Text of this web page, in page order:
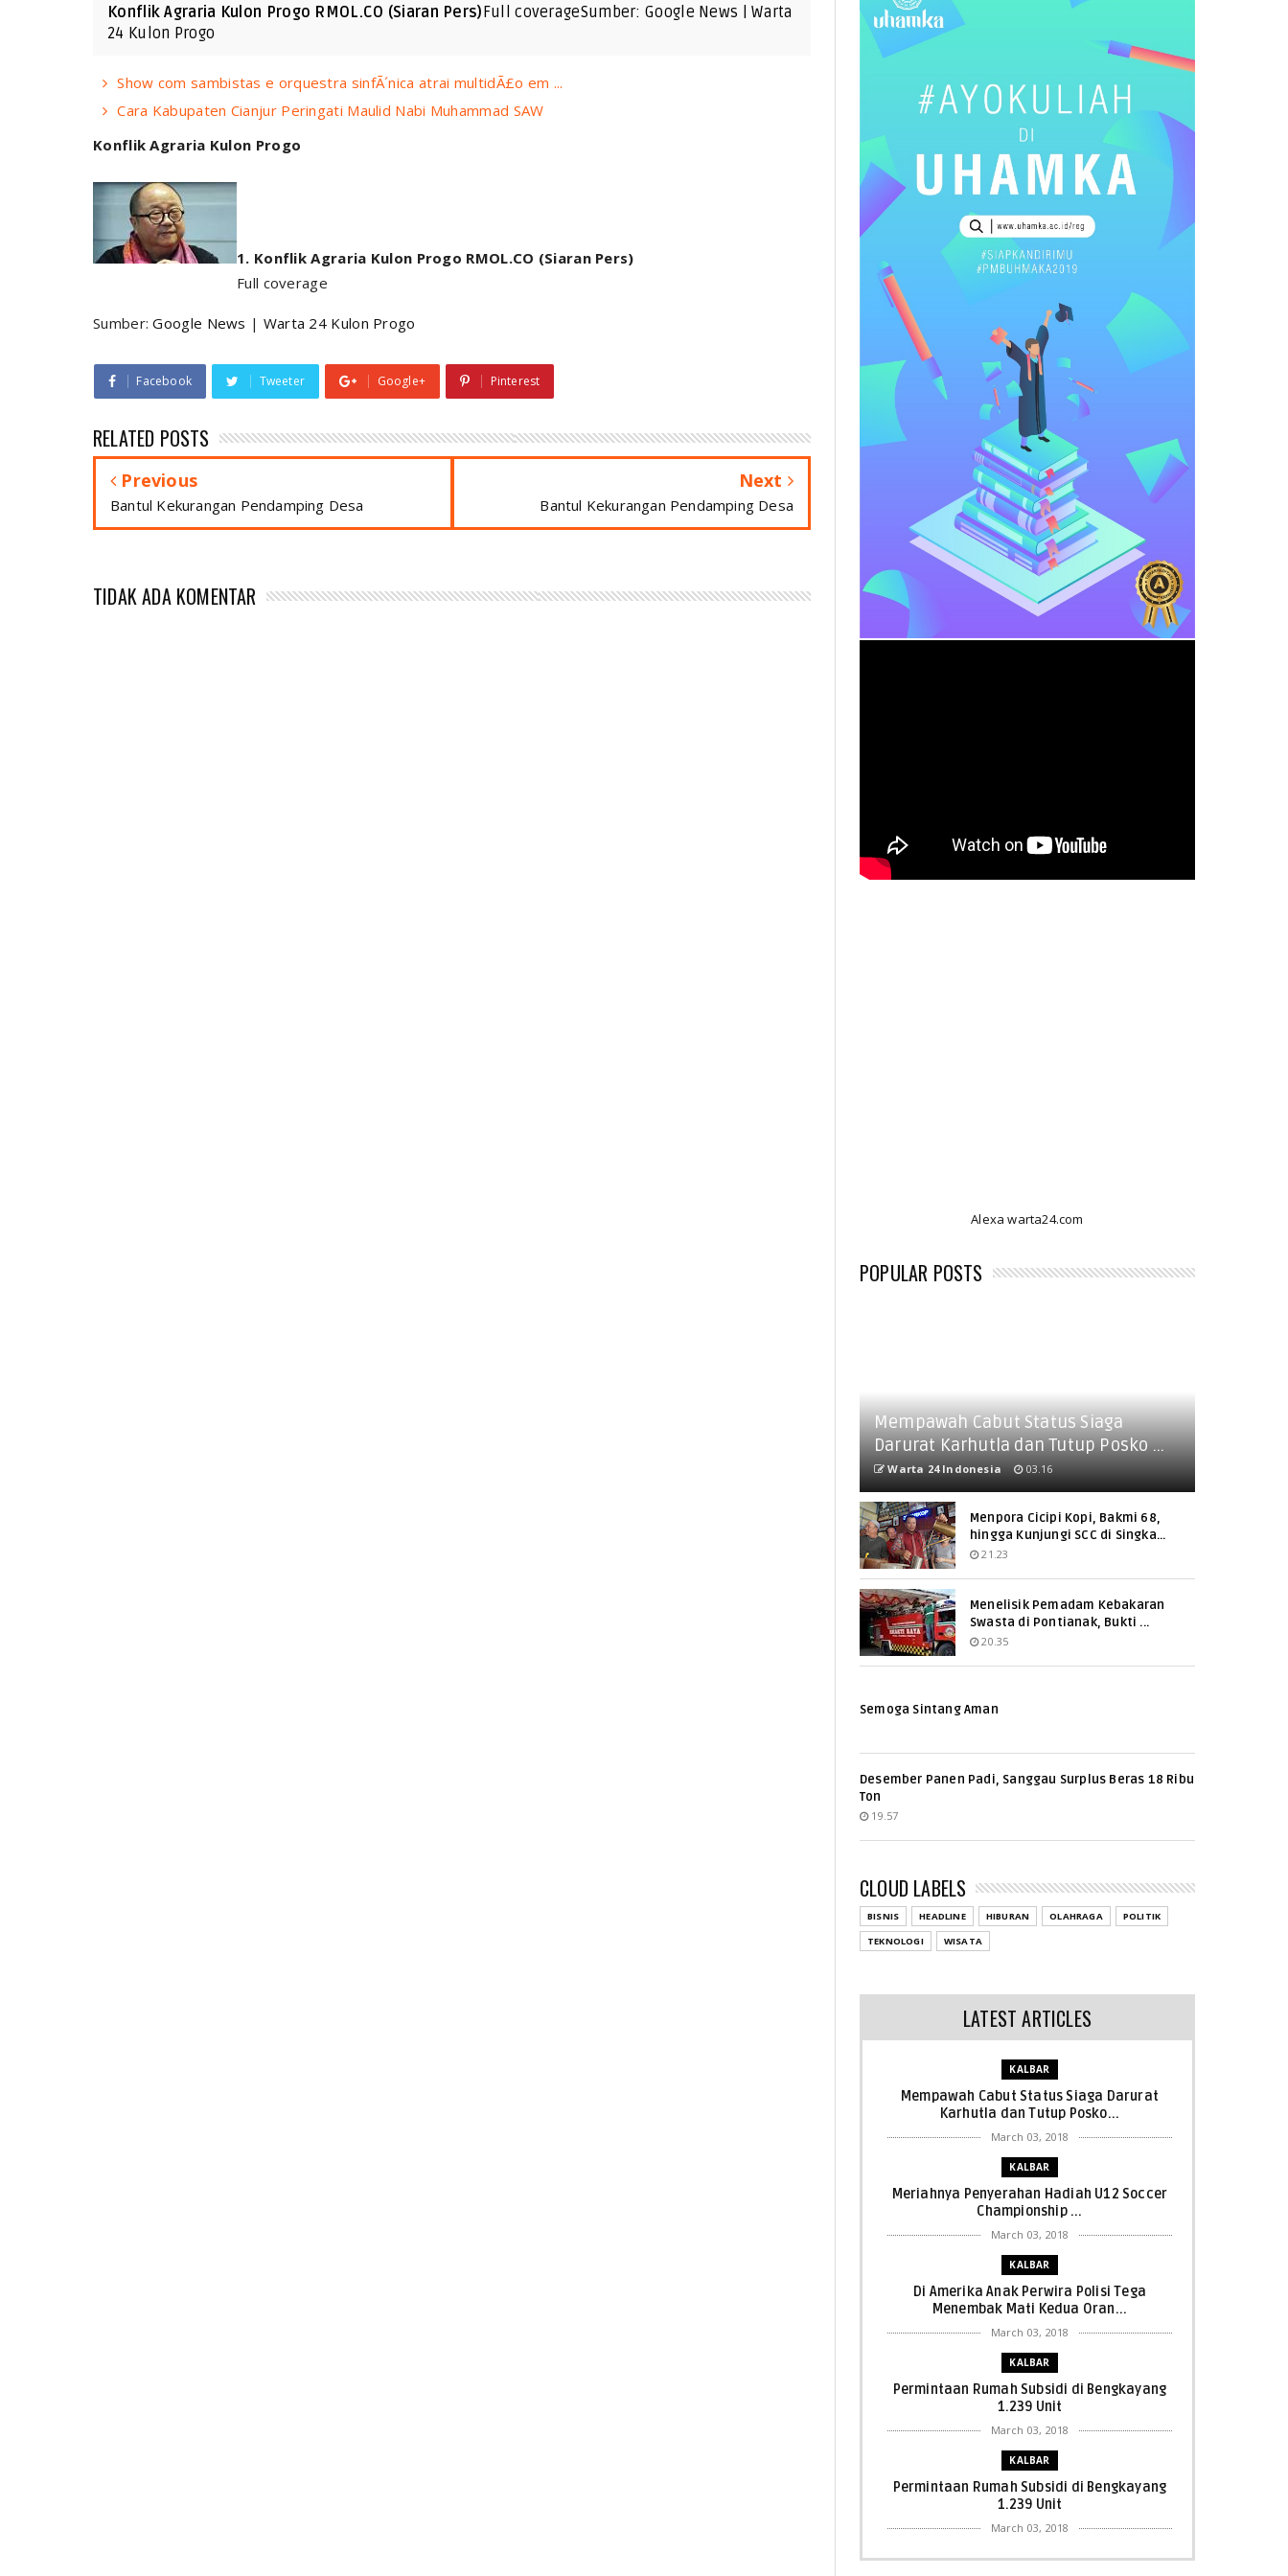
Konflik Agraria Kulon Progo RMOL.CO (Siaran Pers)Full coverageSumber: Google News | Warta
24 Kulon Progo
Show com sambistas e orquestra sinfÃ´nica atrai multidÃ£o em ...
Cara Kabupaten Cianjur Peringati Maulid Nabi Muhammad SAW
Konflik Agraria Kulon Progo
Konflik Agraria Kulon Progo RMOL.CO (Siaran Pers)
Full coverage
Sumber:Google News | Warta 24 Kulon Progo
Facebook Tweeter Google+ Pinterest
RELATED POSTS
Previous
Bantul Kekurangan Pendamping Desa
Next
Bantul Kekurangan Pendamping Desa
TIDAK ADA KOMENTAR
Alexa warta24.com
POPULAR POSTS
Mempawah Cabut Status Siaga
Darurat Karhutla dan Tutup Posko ...
Warta 24 Indonesia 03.16
Menpora Cicipi Kopi, Bakmi 68,
hingga Kunjungi SCC di Singka...
21.23
Menelisik Pemadam Kebakaran
Swasta di Pontianak, Bukti ...
20.35
Semoga Sintang Aman
Desember Panen Padi, Sanggau Surplus Beras 18 Ribu
Ton
19.57
CLOUD LABELS
BISNIS HEADLINE HIBURAN OLAHRAGA
POLITIK
TEKNOLOGI
WISATA
LATEST ARTICLES
KALBAR
Mempawah Cabut Status Siaga Darurat
Karhutla dan Tutup Posko...
March 03, 2018
KALBAR
Meriahnya Penyerahan Hadiah U12 Soccer
Championship ...
March 03, 2018
KALBAR
Di Amerika Anak Perwira Polisi Tega
Menembak Mati Kedua Oran...
March 03, 2018
KALBAR
Permintaan Rumah Subsidi di Bengkayang
1.239 Unit
March 03, 2018
KALBAR
Permintaan Rumah Subsidi di Bengkayang
1.239 Unit
March 03, 2018
KALBAR